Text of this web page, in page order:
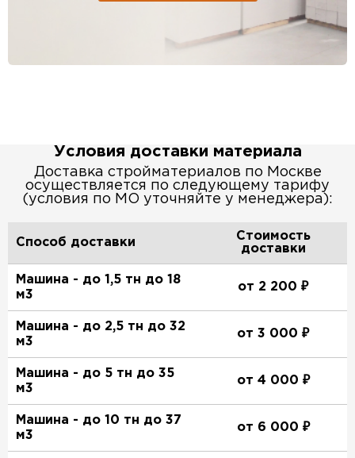
Условия доставки материала
Доставка стройматериалов по Москве
осуществляется по следующему тарифу
(условия по МО уточняйте у менеджера):
Способ доставки
Стоимость
доставки
Машина - до 1,5 тн до 18
м3
от 2 200 ₽
Машина - до 2,5 тн до 32
м3
от 3 000 ₽
Машина - до 5 тн до 35
м3
от 4 000 ₽
Машина - до 10 тн до 37
м3
от 6 000 ₽